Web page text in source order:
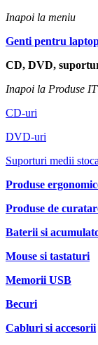
Inapoi la meniu
Genti pentru
CD, DVD,
Inapoi la Produse IT
CD-uri
DVD-uri
Suporturi medii
Produse
Produse de
Baterii si
Mouse si tastaturi
Memorii USB
Becuri
Cabluri si accesorii